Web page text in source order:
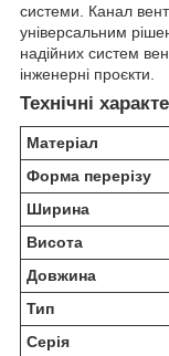
системи. Канал
універсальним
надійних систем
інженерні проєкти.
Технічні
Матеріал
Форма перерізу
Ширина
Висота
Довжина
Тип
Серія